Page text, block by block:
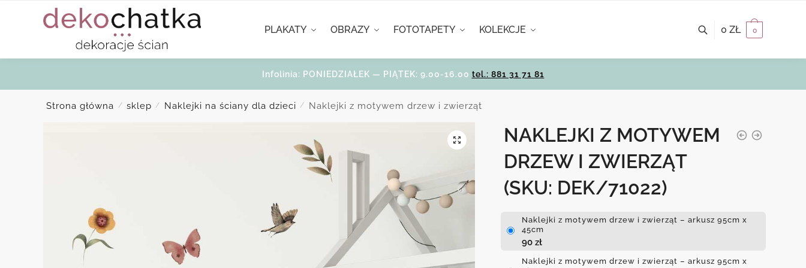
PLAKATY OBRAZY FOTOTAPETY KOLEKCJE 0 ZŁ 0
Infolinia: PONIEDZIAŁEK — PIĄTEK: 9.00-16.00 tel.: 881 31 71 81
Strona główna / sklep / Naklejki na ściany dla dzieci / Naklejki z motywem drzew i zwierząt
NAKLEJKI Z MOTYWEM
DRZEW I ZWIERZĄT
(SKU: DEK/71022)
Naklejki z motywem drzew i zwierząt – arkusz 95cm x
45cm
90 zł
Naklejki z motywem drzew i zwierząt – arkusz 95cm x